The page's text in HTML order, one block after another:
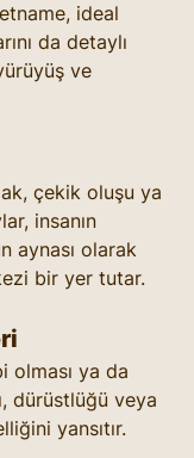
ideal
da detaylı
ve
çekik oluşu ya
insanın
aynası olarak
bir yer tutar.
olması ya da
dürüstlüğü veya
yansıtır.